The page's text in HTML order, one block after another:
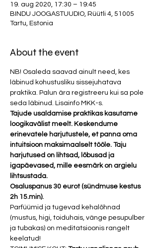
19. aug 2020, 17:30 – 19:45
BINDU JOOGASTUUDIO, Rüütli 4, 51005
Tartu, Estonia
About the event
NB! Osaleda saavad ainult need, kes
läbinud kohustusliku sissejuhatava
praktika. Palun ära registreeru kui sa pole
seda läbinud. Lisainfo MKK-s.
Tajude usaldamise praktikas kasutame
loogikavälist meelt. Keskendume
erinevatele harjutustele, et panna oma
intuitsioon maksimaalselt tööle. Taju
harjutused on lihtsad, lõbusad ja
igapäevased, mille eesmärk on argielu
lihtsustada.
Osaluspanus 30 eurot (sündmuse kestus
2h 15.min).
Parfüümid ja tugevad kehalõhnad
(mustus, higi, toiduhais, vänge pesupulber
ja tubakas) on meditatsioonis rangelt
keelatud!